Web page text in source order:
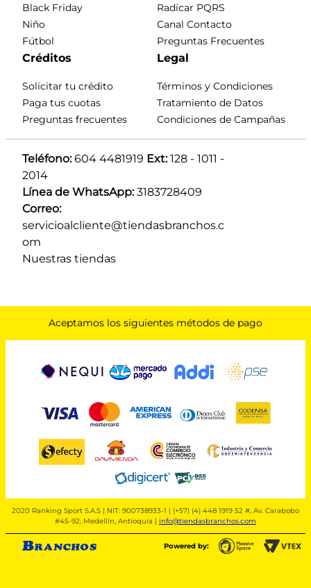
Black Friday
Niño
Fútbol
Radicar PQRS
Canal Contacto
Preguntas Frecuentes
Créditos
Solicitar tu crédito
Paga tus cuotas
Preguntas frecuentes
Legal
Términos y Condiciones
Tratamiento de Datos
Condiciones de Campañas
Teléfono: 604 4481919 Ext: 128 - 1011 -
2014
Línea de WhatsApp: 3183728409
Correo:
servicioalcliente@tiendasbranchos.c
om
Nuestras tiendas
Aceptamos los siguientes métodos de pago
2020 Ranking Sport S.A.S | NIT: 900738933-1 | (+57) (4) 448 1919 52 #, Av. Carabobo
#45-92, Medellín, Antioquia | info@tiendasbranchos.com
Powered by: